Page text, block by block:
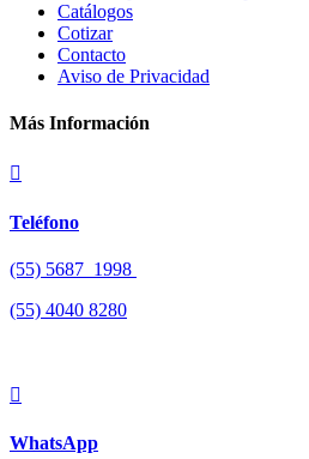
Catálogos
Cotizar
Contacto
Aviso de Privacidad
Más Información

Teléfono
(55) 5687 1998
(55) 4040 8280

WhatsApp